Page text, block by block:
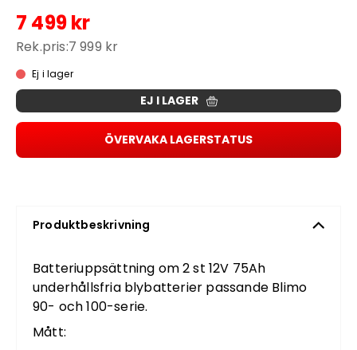
7 499 kr
Rek.pris:7 999 kr
Ej i lager
EJ I LAGER
ÖVERVAKA LAGERSTATUS
Produktbeskrivning
Batteriuppsättning om 2 st 12V 75Ah
underhållsfria blybatterier passande Blimo
90- och 100-serie.
Mått: